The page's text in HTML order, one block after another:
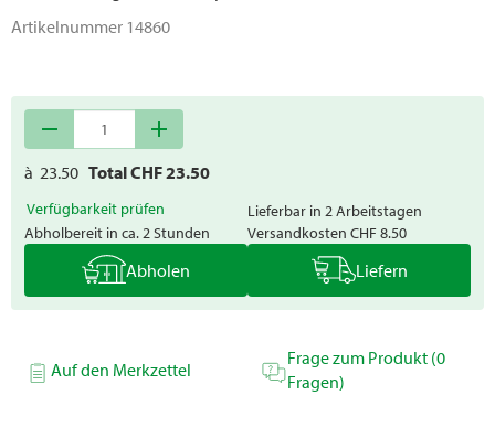
Artikelnummer 14860
remove add
à 23.50 Total CHF23.50
Verfügbarkeit prüfen
Abholbereit in ca. 2 Stunden
Lieferbar in 2 Arbeitstagen
Versandkosten CHF 8.50
Abholen Liefern
Auf den Merkzettel
Frage zum Produkt (0
Fragen)